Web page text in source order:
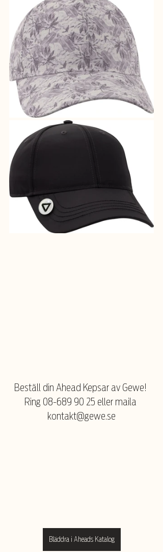
Beställ din Ahead Kepsar av Gewe!
Ring 08-689 90 25 eller maila
kontakt@gewe.se
Bläddra i Aheads Katalog